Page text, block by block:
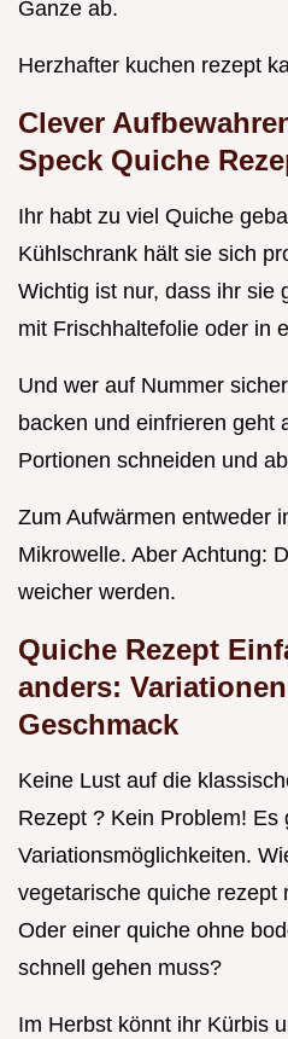
Ganze ab.
Herzhafter kuchen rezept
Clever
Speck Quiche
Ihr habt zu viel Quiche
Kühlschrank hält sie sich
Wichtig ist nur, dass ihr sie
mit Frischhaltefolie oder in
Und wer auf Nummer
backen und einfrieren geht
Portionen schneiden und
Zum Aufwärmen entweder
Mikrowelle. Aber Achtung:
weicher werden.
Quiche Rezept
anders:
Geschmack
Keine Lust auf die
Rezept ? Kein Problem! Es
Variationsmöglichkeiten.
vegetarische quiche rezept
Oder einer quiche ohne
schnell gehen muss?
Im Herbst könnt ihr Kürbis